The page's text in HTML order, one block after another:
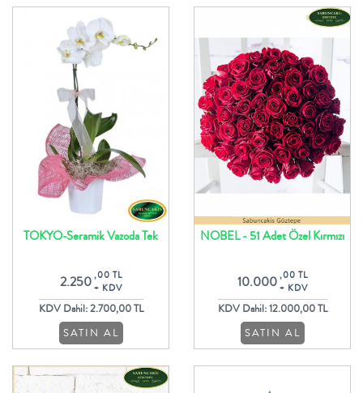
TOKYO-Seramik Vazoda Tek
2.250 ,00 TL
+ KDV
KDV Dahil: 2.700,00 TL
SATIN AL
NOBEL - 51 Adet Özel Kırmızı
10.000 ,00 TL
+ KDV
KDV Dahil: 12.000,00 TL
SATIN AL